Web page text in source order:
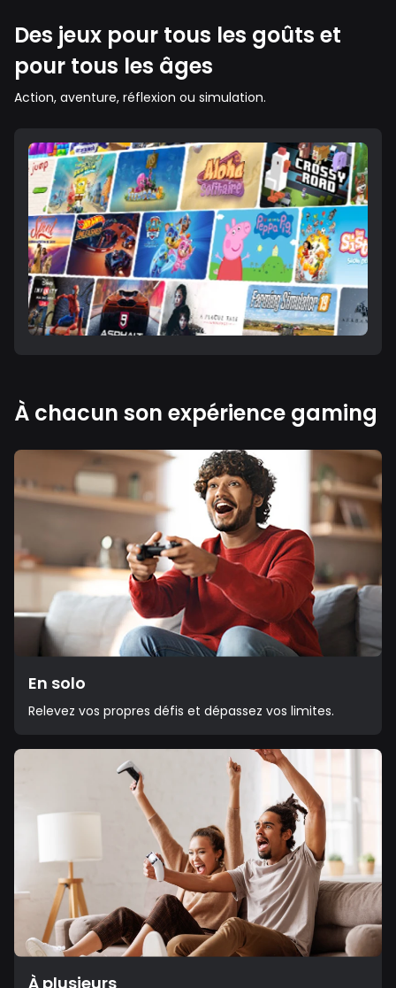
Des jeux pour tous les goûts et
pour tous les âges
Action, aventure, réflexion ou simulation.
À chacun son expérience gaming
En solo
Relevez vos propres défis et dépassez vos limites.
À plusieurs